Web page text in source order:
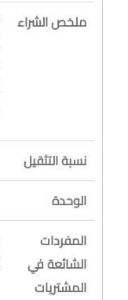
ملخص الشراء
نسبة التثقيل
الوحدة
المفردات
الشائعة في
المشتريات